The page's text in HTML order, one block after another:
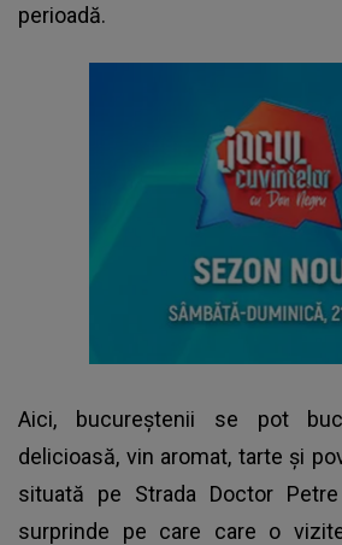
perioadă.
Aici, bucureștenii se pot
delicioasă, vin aromat, tarte și
situată pe Strada Doctor
surprinde pe care care o